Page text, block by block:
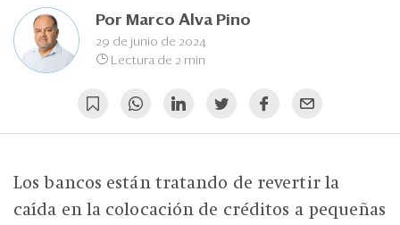
Por Marco Alva Pino
29 de junio de 2024
Lectura de 2 min
Los bancos están tratando de revertir la
caída en la colocación de créditos a pequeñas